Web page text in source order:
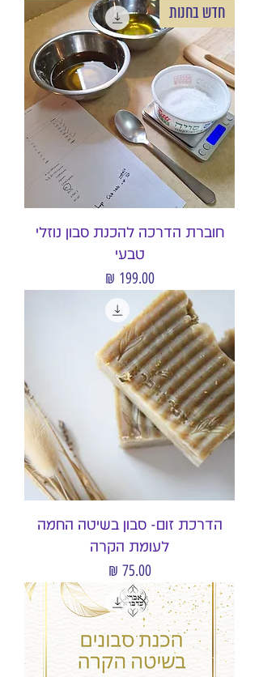
חדש בחנות
חוברת הדרכה להכנת סבון נוזלי
טבעי
מחיר‏199.00 ‏₪
הדרכת זום- סבון בשיטה החמה
לעומת הקרה
מחיר‏75.00 ‏₪